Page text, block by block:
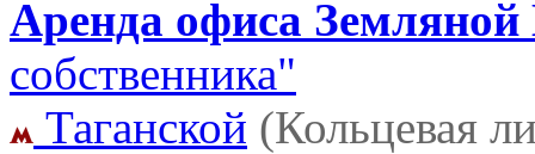
Аренда офиса Земляной
собственника"
Таганской (Кольцевая